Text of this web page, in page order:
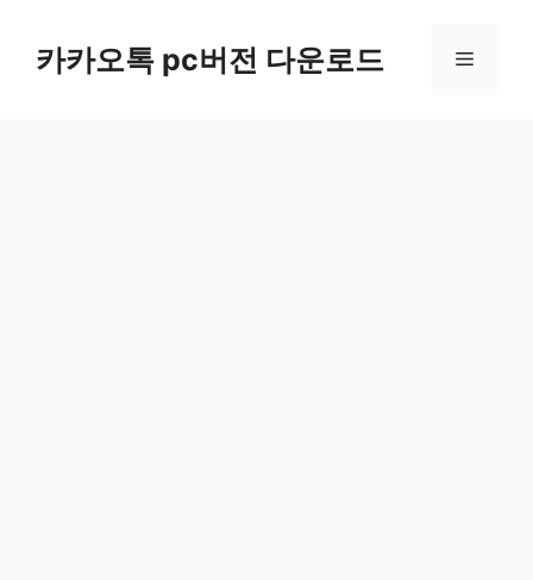
카카오톡 pc버전 다운로드 메